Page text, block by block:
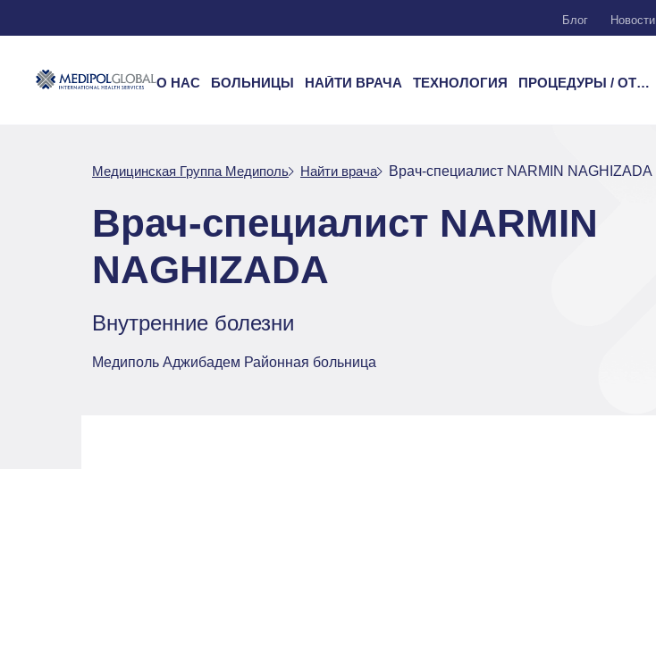
Блог Новости
О НАС БОЛЬНИЦЫ НАЙТИ ВРАЧА ТЕХНОЛОГИЯ ПРОЦЕДУРЫ / ОТДЕЛЕНИЯ
Медицинская Группа Медиполь Найти врача Врач-специалист NARMIN NAGHIZADA
Врач-специалист NARMIN
NAGHIZADA
Внутренние болезни
Медиполь Аджибадем Районная больница